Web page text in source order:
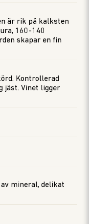
är rik på kalksten
160-140
skapar en fin
Kontrollerad
jäst. Vinet ligger
mineral, delikat